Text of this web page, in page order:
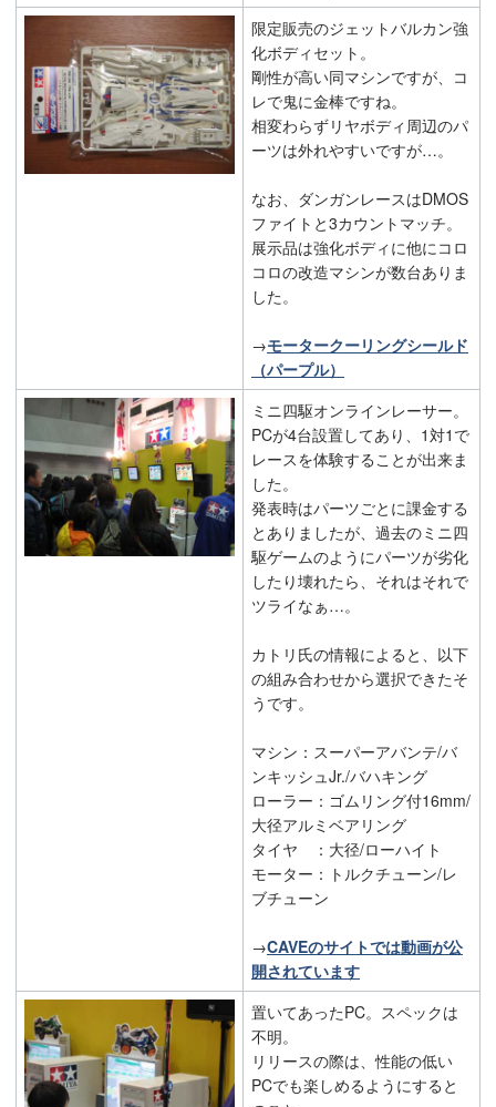
限定販売のジェットバルカン強
化ボディセット。
剛性が高い同マシンですが、コ
レで鬼に金棒ですね。
相変わらずリヤボディ周辺のパ
ーツは外れやすいですが…。
なお、ダンガンレースはDMOS
ファイトと3カウントマッチ。
展示品は強化ボディに他にコロ
コロの改造マシンが数台ありま
した。
→モータークーリングシールド
（パープル）
ミニ四駆オンラインレーサー。
PCが4台設置してあり、1対1で
レースを体験することが出来ま
した。
発表時はパーツごとに課金する
とありましたが、過去のミニ四
駆ゲームのようにパーツが劣化
したり壊れたら、それはそれで
ツライなぁ…。
カトリ氏の情報によると、以下
の組み合わせから選択できたそ
うです。
マシン：スーパーアバンテ/バ
ンキッシュJr./バハキング
ローラー：ゴムリング付16mm/
大径アルミベアリング
タイヤ ：大径/ローハイト
モーター：トルクチューン/レ
ブチューン
→CAVEのサイトでは動画が公
開されています
置いてあったPC。スペックは
不明。
リリースの際は、性能の低い
PCでも楽しめるようにすると